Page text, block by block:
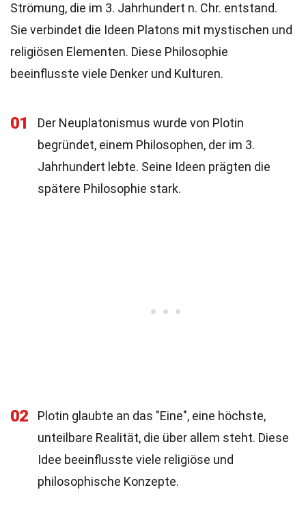
Strömung, die im 3. Jahrhundert n. Chr. entstand.
Sie verbindet die Ideen Platons mit mystischen und
religiösen Elementen. Diese Philosophie
beeinflusste viele Denker und Kulturen.
01
Der Neuplatonismus wurde von Plotin
begründet, einem Philosophen, der im 3.
Jahrhundert lebte. Seine Ideen prägten die
spätere Philosophie stark.
02
Plotin glaubte an das "Eine", eine höchste,
unteilbare Realität, die über allem steht. Diese
Idee beeinflusste viele religiöse und
philosophische Konzepte.